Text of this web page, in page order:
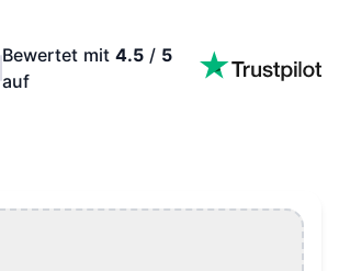
Bewertet mit 4.5 / 5
auf